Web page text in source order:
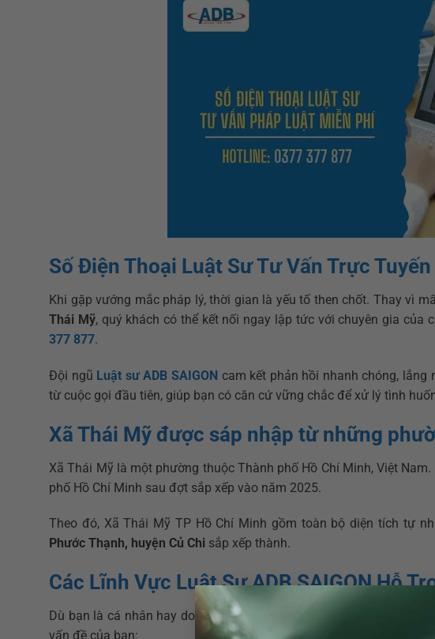
Số Điện Thoại Luật Sư Tư Vấn Trực
Khi gặp vướng mắc pháp lý, thời gian là yếu tố then chốt. Thay vì
Thái Mỹ, quý khách có thể kết nối ngay lập tức với chuyên gia của
377 877.
Đội ngũ Luật sư ADB SAIGONcam kết phản hồi nhanh chóng, lắng
từ cuộc gọi đầu tiên, giúp bạn có căn cứ vững chắc để xử lý tình
Xã Thái Mỹ được sáp nhập từ những
Xã Thái Mỹ là một phường thuộc Thành phố Hồ Chí Minh, Việt
phố Hồ Chí Minh sau đợt sắp xếp vào năm 2025.
Theo đó, Xã Thái Mỹ TP Hồ Chí Minh gồm toàn bộ diện tích tự
Phước Thạnh, huyện Củ Chi sắp xếp thành.
Các Lĩnh Vực Luật Sư ADB SAIGON Hỗ
Dù bạn là cá nhân hay doanh nghiệp đang hoạt động tại khu vực
vấn đề của bạn: